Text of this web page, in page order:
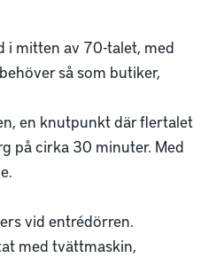
i mitten av 70-talet, med
så som butiker,
en knutpunkt där flertalet
på cirka 30 minuter. Med
vid entrédörren.
med tvättmaskin,